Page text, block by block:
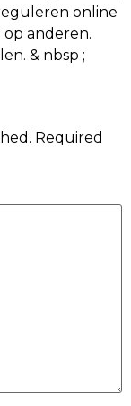
online
anderen.
& nbsp ;
Required